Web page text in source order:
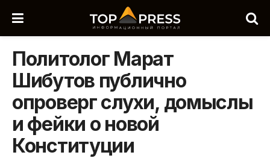
Политолог Марат
Шибутов публично
опроверг слухи, домыслы
и фейки о новой
Конституции